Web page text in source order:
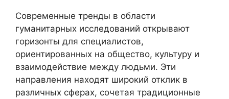
Современные тренды в области
гуманитарных исследований открывают
горизонты для специалистов,
ориентированных на общество, культуру и
взаимодействие между людьми. Эти
направления находят широкий отклик в
различных сферах, сочетая традиционные